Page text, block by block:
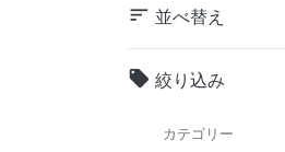
sort 並べ替え
local_offer 絞り込み
カテゴリー